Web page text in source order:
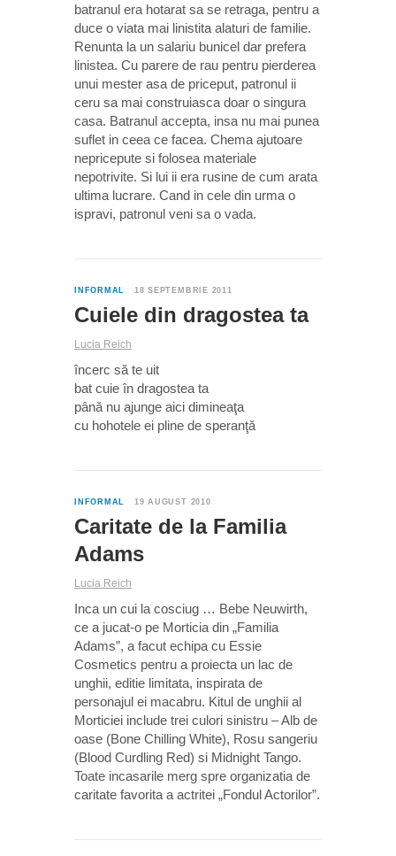
batranul era hotarat sa se retraga, pentru a
duce o viata mai linistita alaturi de familie.
Renunta la un salariu bunicel dar prefera
linistea. Cu parere de rau pentru pierderea
unui mester asa de priceput, patronul ii
ceru sa mai construiasca doar o singura
casa. Batranul accepta, insa nu mai punea
suflet in ceea ce facea. Chema ajutoare
nepricepute si folosea materiale
nepotrivite. Si lui ii era rusine de cum arata
ultima lucrare. Cand in cele din urma o
ispravi, patronul veni sa o vada.
INFORMAL 18 SEPTEMBRIE 2011
Cuiele din dragostea ta
Lucia Reich
încerc să te uit
bat cuie în dragostea ta
până nu ajunge aici dimineaţa
cu hohotele ei pline de speranţă
INFORMAL 19 AUGUST 2010
Caritate de la Familia
Adams
Lucia Reich
Inca un cui la cosciug … Bebe Neuwirth,
ce a jucat-o pe Morticia din „Familia
Adams”, a facut echipa cu Essie
Cosmetics pentru a proiecta un lac de
unghii, editie limitata, inspirata de
personajul ei macabru. Kitul de unghii al
Morticiei include trei culori sinistru – Alb de
oase (Bone Chilling White), Rosu sangeriu
(Blood Curdling Red) si Midnight Tango.
Toate incasarile merg spre organizatia de
caritate favorita a actritei „Fondul Actorilor”.